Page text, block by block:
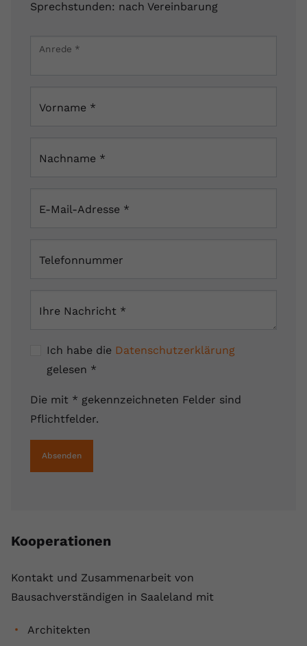
Sprechstunden: nach Vereinbarung
Zeigerheimer Str. 19, 07407 Rudolstadt,
Anrede *
Vorname *
Nachname *
E-Mail-Adresse *
Telefonnummer
Ihre Nachricht *
Ich habe die Datenschutzerklärung
gelesen *
Die mit * gekennzeichneten Felder sind
Pflichtfelder.
Absenden
Kooperationen
Kontakt und Zusammenarbeit von
Bausachverständigen in Saaleland mit
Architekten